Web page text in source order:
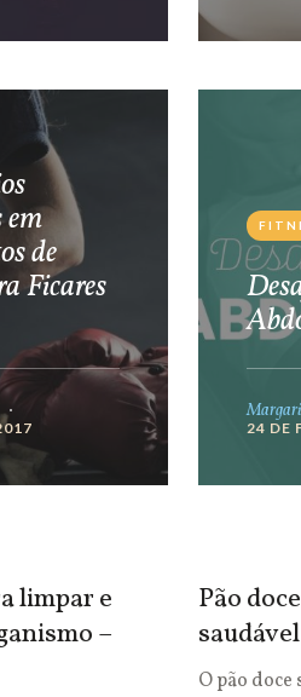
de
Ficares
24 DE
limpar e
–
Pão
saudável
O pão doce